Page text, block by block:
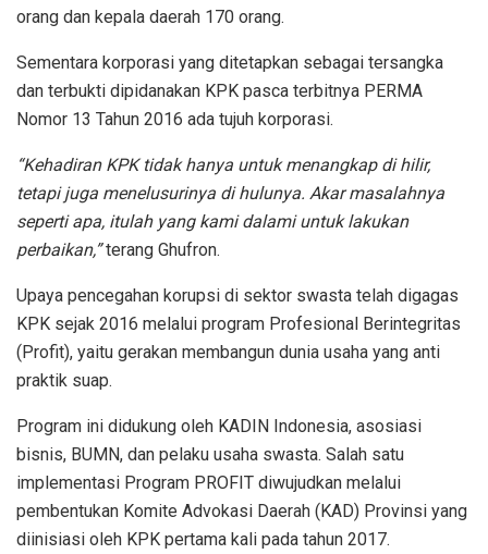
orang dan kepala daerah 170 orang.
Sementara korporasi yang ditetapkan sebagai tersangka
dan terbukti dipidanakan KPK pasca terbitnya PERMA
Nomor 13 Tahun 2016 ada tujuh korporasi.
“Kehadiran KPK tidak hanya untuk menangkap di hilir,
tetapi juga menelusurinya di hulunya. Akar masalahnya
seperti apa, itulah yang kami dalami untuk lakukan
perbaikan,”terang Ghufron.
Upaya pencegahan korupsi di sektor swasta telah digagas
KPK sejak 2016 melalui program Profesional Berintegritas
(Profit), yaitu gerakan membangun dunia usaha yang anti
praktik suap.
Program ini didukung oleh KADIN Indonesia, asosiasi
bisnis, BUMN, dan pelaku usaha swasta. Salah satu
implementasi Program PROFIT diwujudkan melalui
pembentukan Komite Advokasi Daerah (KAD) Provinsi yang
diinisiasi oleh KPK pertama kali pada tahun 2017.